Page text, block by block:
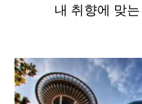
내 취향에 맞